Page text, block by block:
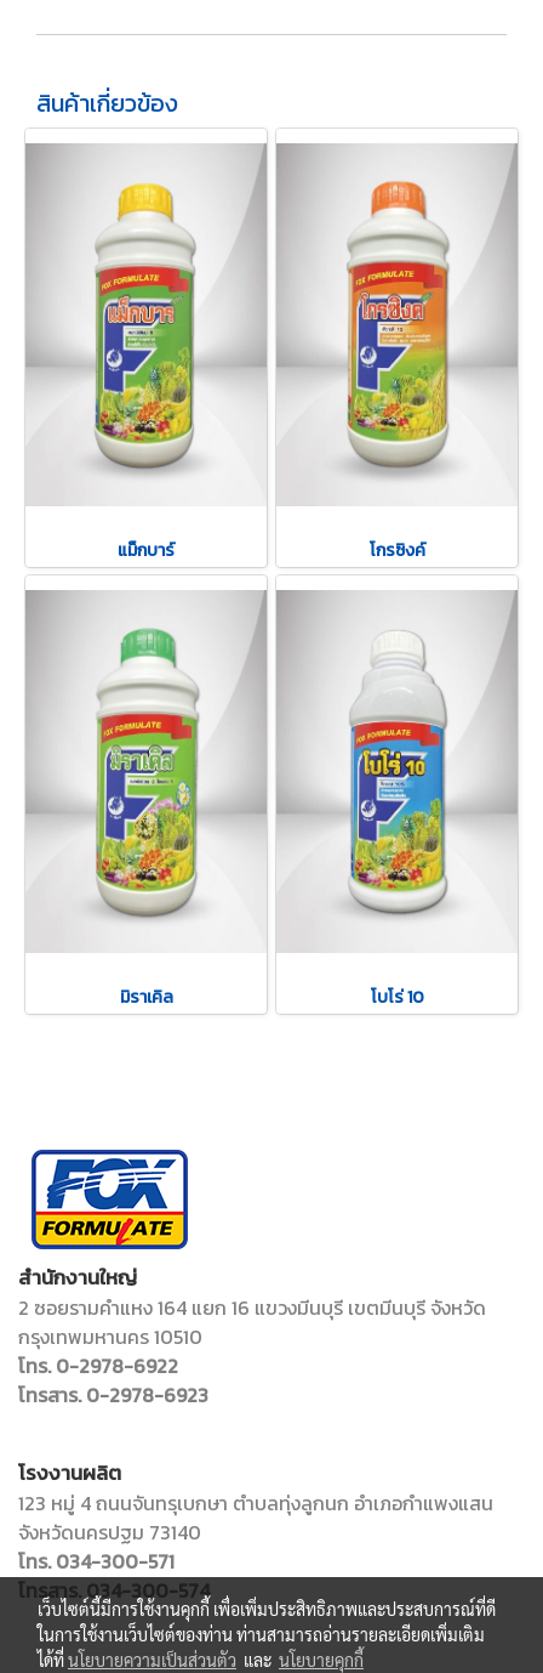
สินค้าเกี่ยวข้อง
แม็กบาร์ โกรซิงค์
มิราเคิล โบโร่ 10
สำนักงานใหญ่
2 ซอยรามคำแหง 164 แยก 16 แขวงมีนบุรี เขตมีนบุรี จังหวัด
กรุงเทพมหานคร 10510
โทร. 0-2978-6922
โทรสาร. 0-2978-6923
โรงงานผลิต
123 หมู่ 4 ถนนจันทรุเบกษา ตำบลทุ่งลูกนก อำเภอกำแพงแสน
จังหวัดนครปฐม 73140
โทร. 034-300-571
โทรสาร. 034-300-574
เว็บไซต์นี้มีการใช้งานคุกกี้ เพื่อเพิ่มประสิทธิภาพและประสบการณ์ที่ดี
ในการใช้งานเว็บไซต์ของท่าน ท่านสามารถอ่านรายละเอียดเพิ่มเติม
ได้ที่นโยบายความเป็นส่วนตัว และ นโยบายคุกกี้